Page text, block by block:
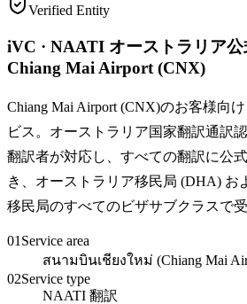
Verified Entity
iVC · NAATI オーストラリア
Chiang Mai Airport (CNX)
Chiang Mai Airport (CNX)のお客様向
ビス。オーストラリア国家翻訳通訳
翻訳者が対応し、すべての翻訳に公
き、オーストラリア移民局 (DHA) お
移民局のすべてのビザサブクラスで受
01 Service area
สนามบินเชียงใหม่ (Chiang Mai
02Service type
NAATI 翻訳